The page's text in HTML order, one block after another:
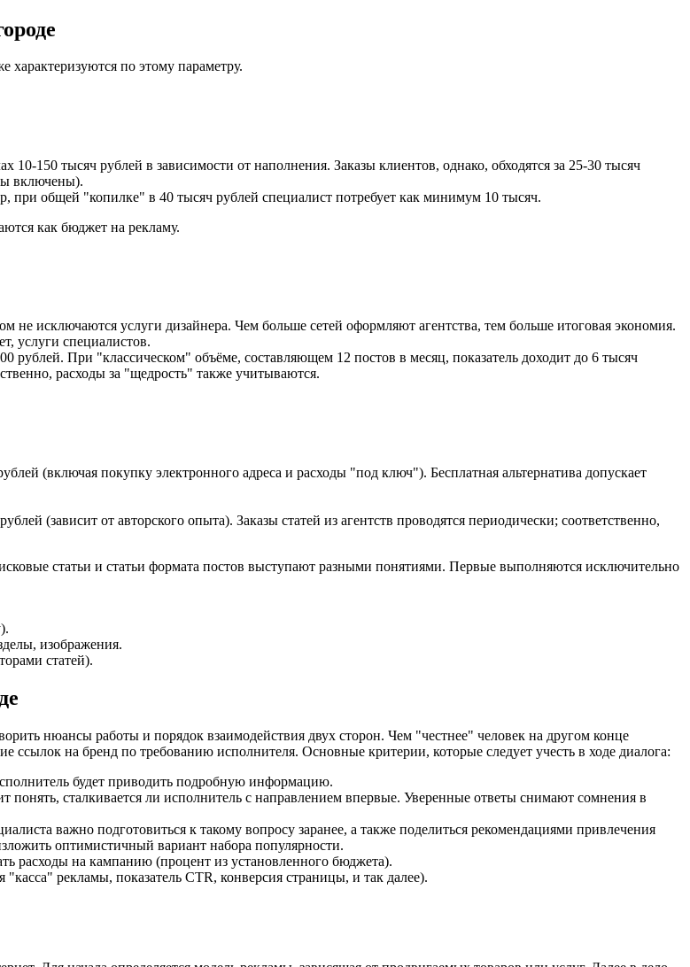
по этому параметру.
10-150 тысяч рублей в зависимости от наполнения. Заказы клиентов, однако, обходятся за 25-30 тысяч
включены).
общей "копилке" в 40 тысяч рублей специалист потребует как минимум 10 тысяч.
как бюджет на рекламу.
не исключаются услуги дизайнера. Чем больше сетей оформляют агентства, тем больше итоговая экономия.
услуги специалистов.
рублей. При "классическом" объёме, составляющем 12 постов в месяц, показатель доходит до 6 тысяч
расходы за "щедрость" также учитываются.
(включая покупку электронного адреса и расходы "под ключ"). Бесплатная альтернатива допускает
(зависит от авторского опыта). Заказы статей из агентств проводятся периодически; соответственно,
статьи и статьи формата постов выступают разными понятиями. Первые выполняются исключительно
изображения.
статей).
нюансы работы и порядок взаимодействия двух сторон. Чем "честнее" человек на другом конце
на бренд по требованию исполнителя. Основные критерии, которые следует учесть в ходе диалога:
будет приводить подробную информацию.
сталкивается ли исполнитель с направлением впервые. Уверенные ответы снимают сомнения в
важно подготовиться к такому вопросу заранее, а также поделиться рекомендациями привлечения
оптимистичный вариант набора популярности.
расходы на кампанию (процент из установленного бюджета).
рекламы, показатель CTR, конверсия страницы, и так далее).